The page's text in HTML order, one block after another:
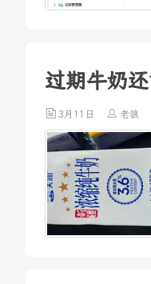
过期牛奶
3月11日 老狼